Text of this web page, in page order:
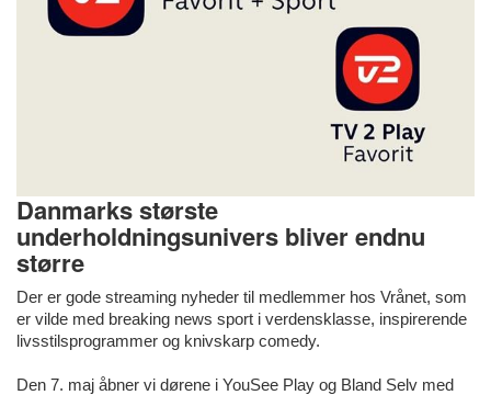
Danmarks største
underholdningsunivers bliver endnu
større
Der er gode streaming nyheder til medlemmer hos Vrånet, som
er vilde med breaking news sport i verdensklasse, inspirerende
livsstilsprogrammer og knivskarp comedy.
Den 7. maj åbner vi dørene i YouSee Play og Bland Selv med